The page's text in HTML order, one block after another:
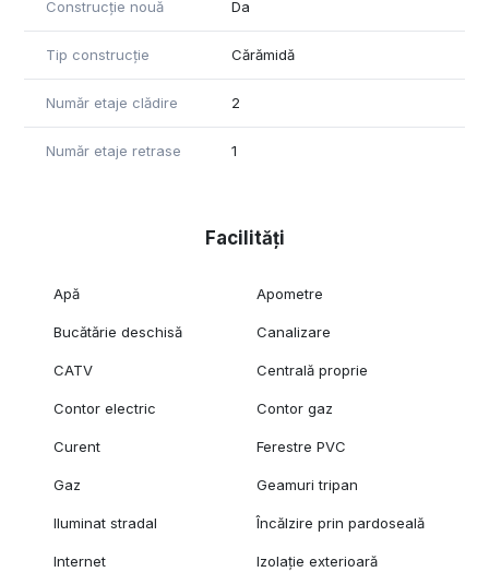
Construcție nouă Da
Tip construcție Cărămidă
Număr etaje clădire 2
Număr etaje retrase 1
Facilități
Apă Apometre
Bucătărie deschisă Canalizare
CATV Centrală proprie
Contor electric Contor gaz
Curent Ferestre PVC
Gaz Geamuri tripan
Iluminat stradal Încălzire prin pardoseală
Internet Izolație exterioară